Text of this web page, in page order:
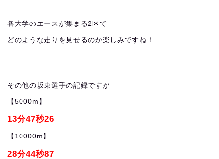
各大学のエースが集まる2区で
どのような走りを見せるのか楽しみですね！
その他の坂東選手の記録ですが
【5000m】
13分47秒26
【10000m】
28分44秒87